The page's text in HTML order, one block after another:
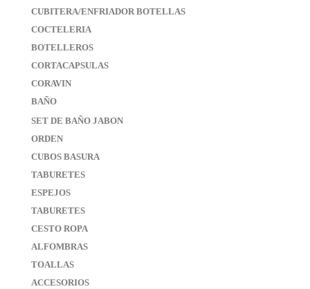
CUBITERA/ENFRIADOR BOTELLAS
COCTELERIA
BOTELLEROS
CORTACAPSULAS
CORAVIN
BAÑO
SET DE BAÑO JABON
ORDEN
CUBOS BASURA
TABURETES
ESPEJOS
TABURETES
CESTO ROPA
ALFOMBRAS
TOALLAS
ACCESORIOS